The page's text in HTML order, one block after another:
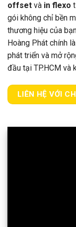
offset và in flexo
gói không chỉ bền
thương hiệu của
Hoàng Phát chính
phát triển và mở
đầu tại TP.HCM và
LIÊN HỆ VỚI